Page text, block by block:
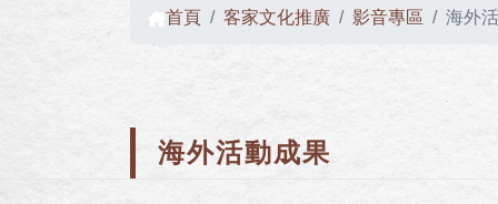
首頁 客家文化推廣 影音專區 海外
海外活動成果